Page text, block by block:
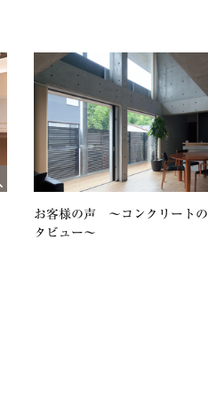
お客様の声 ～コンクリートの
タビュー～